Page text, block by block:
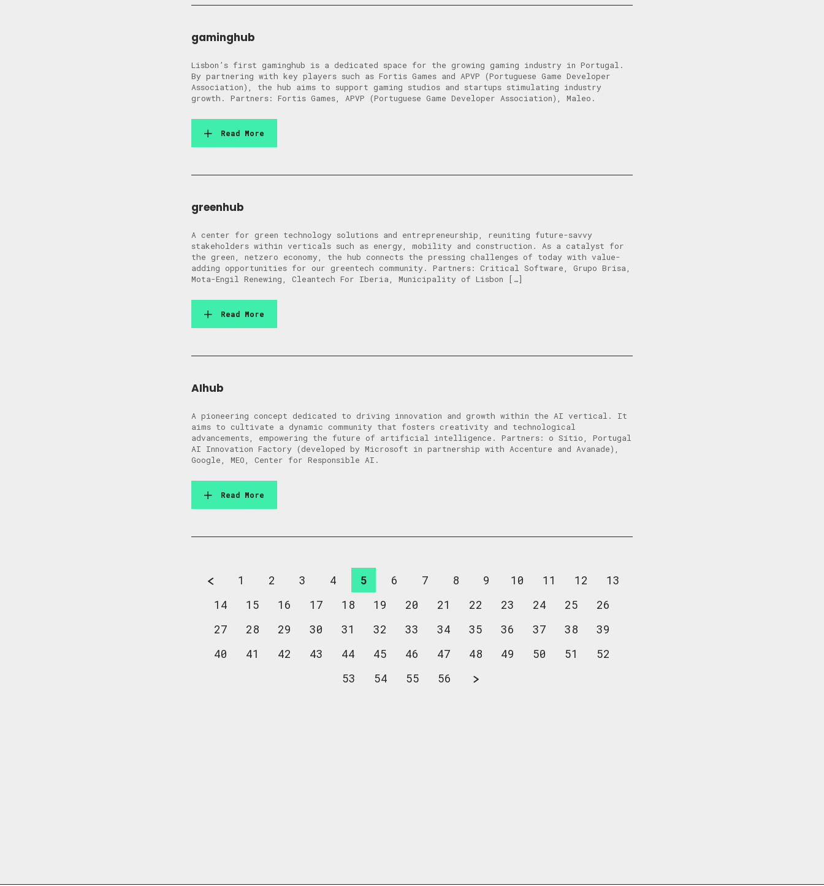
gaminghub
Lisbon’s first gaminghub is a dedicated space for the growing gaming industry in Portugal.
By partnering with key players such as Fortis Games and APVP (Portuguese Game Developer
Association), the hub aims to support gaming studios and startups stimulating industry
growth. Partners: Fortis Games, APVP (Portuguese Game Developer Association), Maleo.
Read More
greenhub
A center for green technology solutions and entrepreneurship, reuniting future-savvy
stakeholders within verticals such as energy, mobility and construction. As a catalyst for
the green, netzero economy, the hub connects the pressing challenges of today with value-
adding opportunities for our greentech community. Partners: Critical Software, Grupo Brisa,
Mota-Engil Renewing, Cleantech For Iberia, Municipality of Lisbon […]
Read More
AIhub
A pioneering concept dedicated to driving innovation and growth within the AI vertical. It
aims to cultivate a dynamic community that fosters creativity and technological
advancements, empowering the future of artificial intelligence. Partners: o Sítio, Portugal
AI Innovation Factory (developed by Microsoft in partnership with Accenture and Avanade),
Google, MEO, Center for Responsible AI.
Read More
1 2 3 4 5 6 7 8 9 10 11 12
13
14
15 16 17 18 19 20 21 22 23 24 25
26
27
28 29 30 31 32 33 34 35 36 37 38
39
40
41 42 43 44 45 46 47 48 49 50 51
52
53
54 55 56